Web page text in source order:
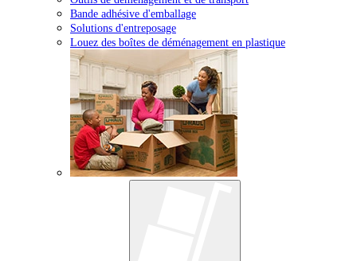
Bande adhésive d'emballage
Solutions d'entreposage
Louez des boîtes de déménagement en plastique